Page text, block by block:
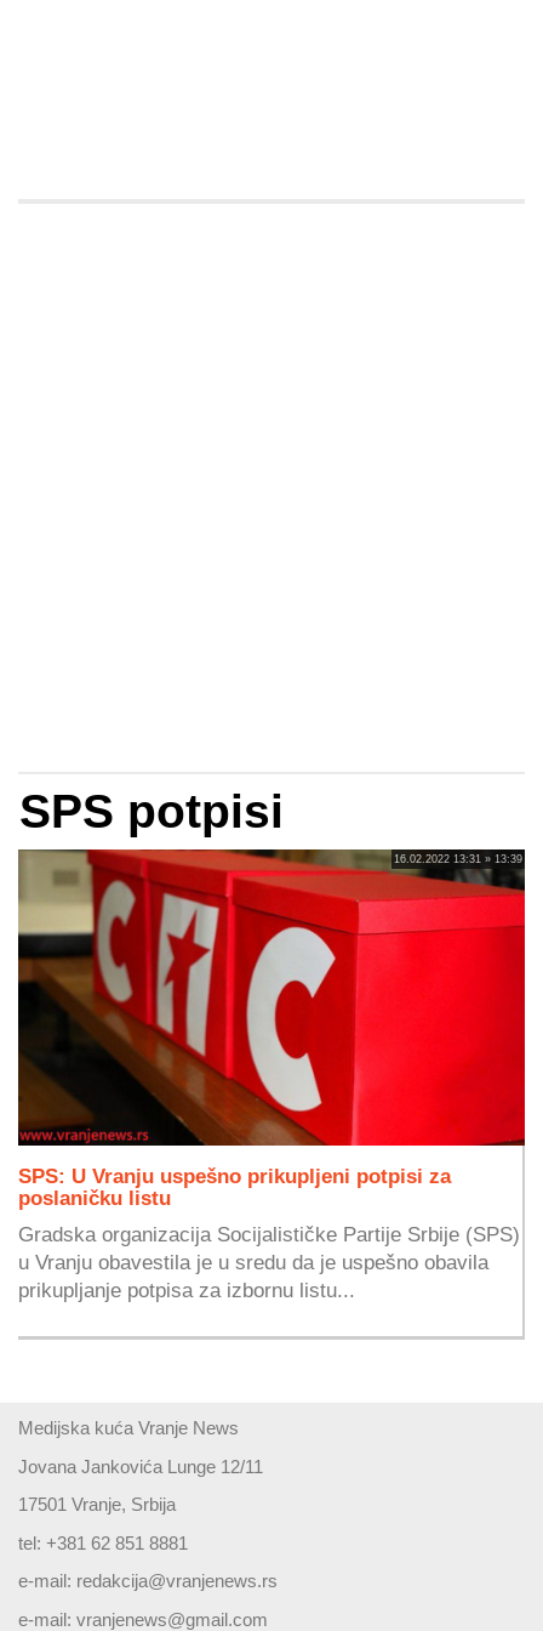
SPS potpisi
16.02.2022 13:31 » 13:39
SPS: U Vranju uspešno prikupljeni potpisi za
poslaničku listu
Gradska organizacija Socijalističke Partije Srbije (SPS)
u Vranju obavestila je u sredu da je uspešno obavila
prikupljanje potpisa za izbornu listu...
Medijska kuća Vranje News
Jovana Jankovića Lunge 12/11
17501 Vranje, Srbija
tel: +381 62 851 8881
e-mail: redakcija@vranjenews.rs
e-mail: vranjenews@gmail.com